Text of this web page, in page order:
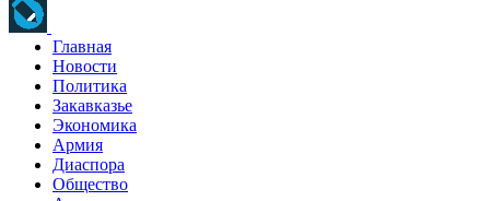
Главная
Новости
Политика
Закавказье
Экономика
Армия
Диаспора
Общество